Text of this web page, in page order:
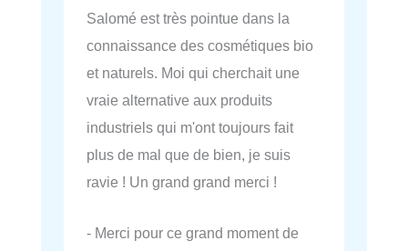
Salomé est très pointue dans la
connaissance des cosmétiques bio
et naturels. Moi qui cherchait une
vraie alternative aux produits
industriels qui m'ont toujours fait
plus de mal que de bien, je suis
ravie ! Un grand grand merci !
- Merci pour ce grand moment de